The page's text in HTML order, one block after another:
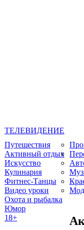
ТЕЛЕВИДЕНИЕ
Путешествия
Активный отдых
Искусство
Кулинария
Фитнес-Танцы
Видео уроки
Охота и рыбалка
Юмор
18+